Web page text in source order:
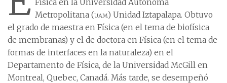
Física en la Universidad Autónoma
Metropolitana (uam) Unidad Iztapalapa. Obtuvo
el grado de maestra en Física (en el tema de biofísica
de membranas) y el de doctora en Física (en el tema de
formas de interfaces en la naturaleza) en el
Departamento de Física, de la Universidad McGill en
Montreal, Quebec, Canadá. Más tarde, se desempeñó